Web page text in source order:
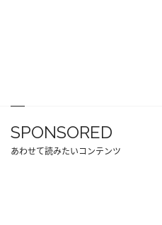
SPONSORED
あわせて読みたいコンテンツ